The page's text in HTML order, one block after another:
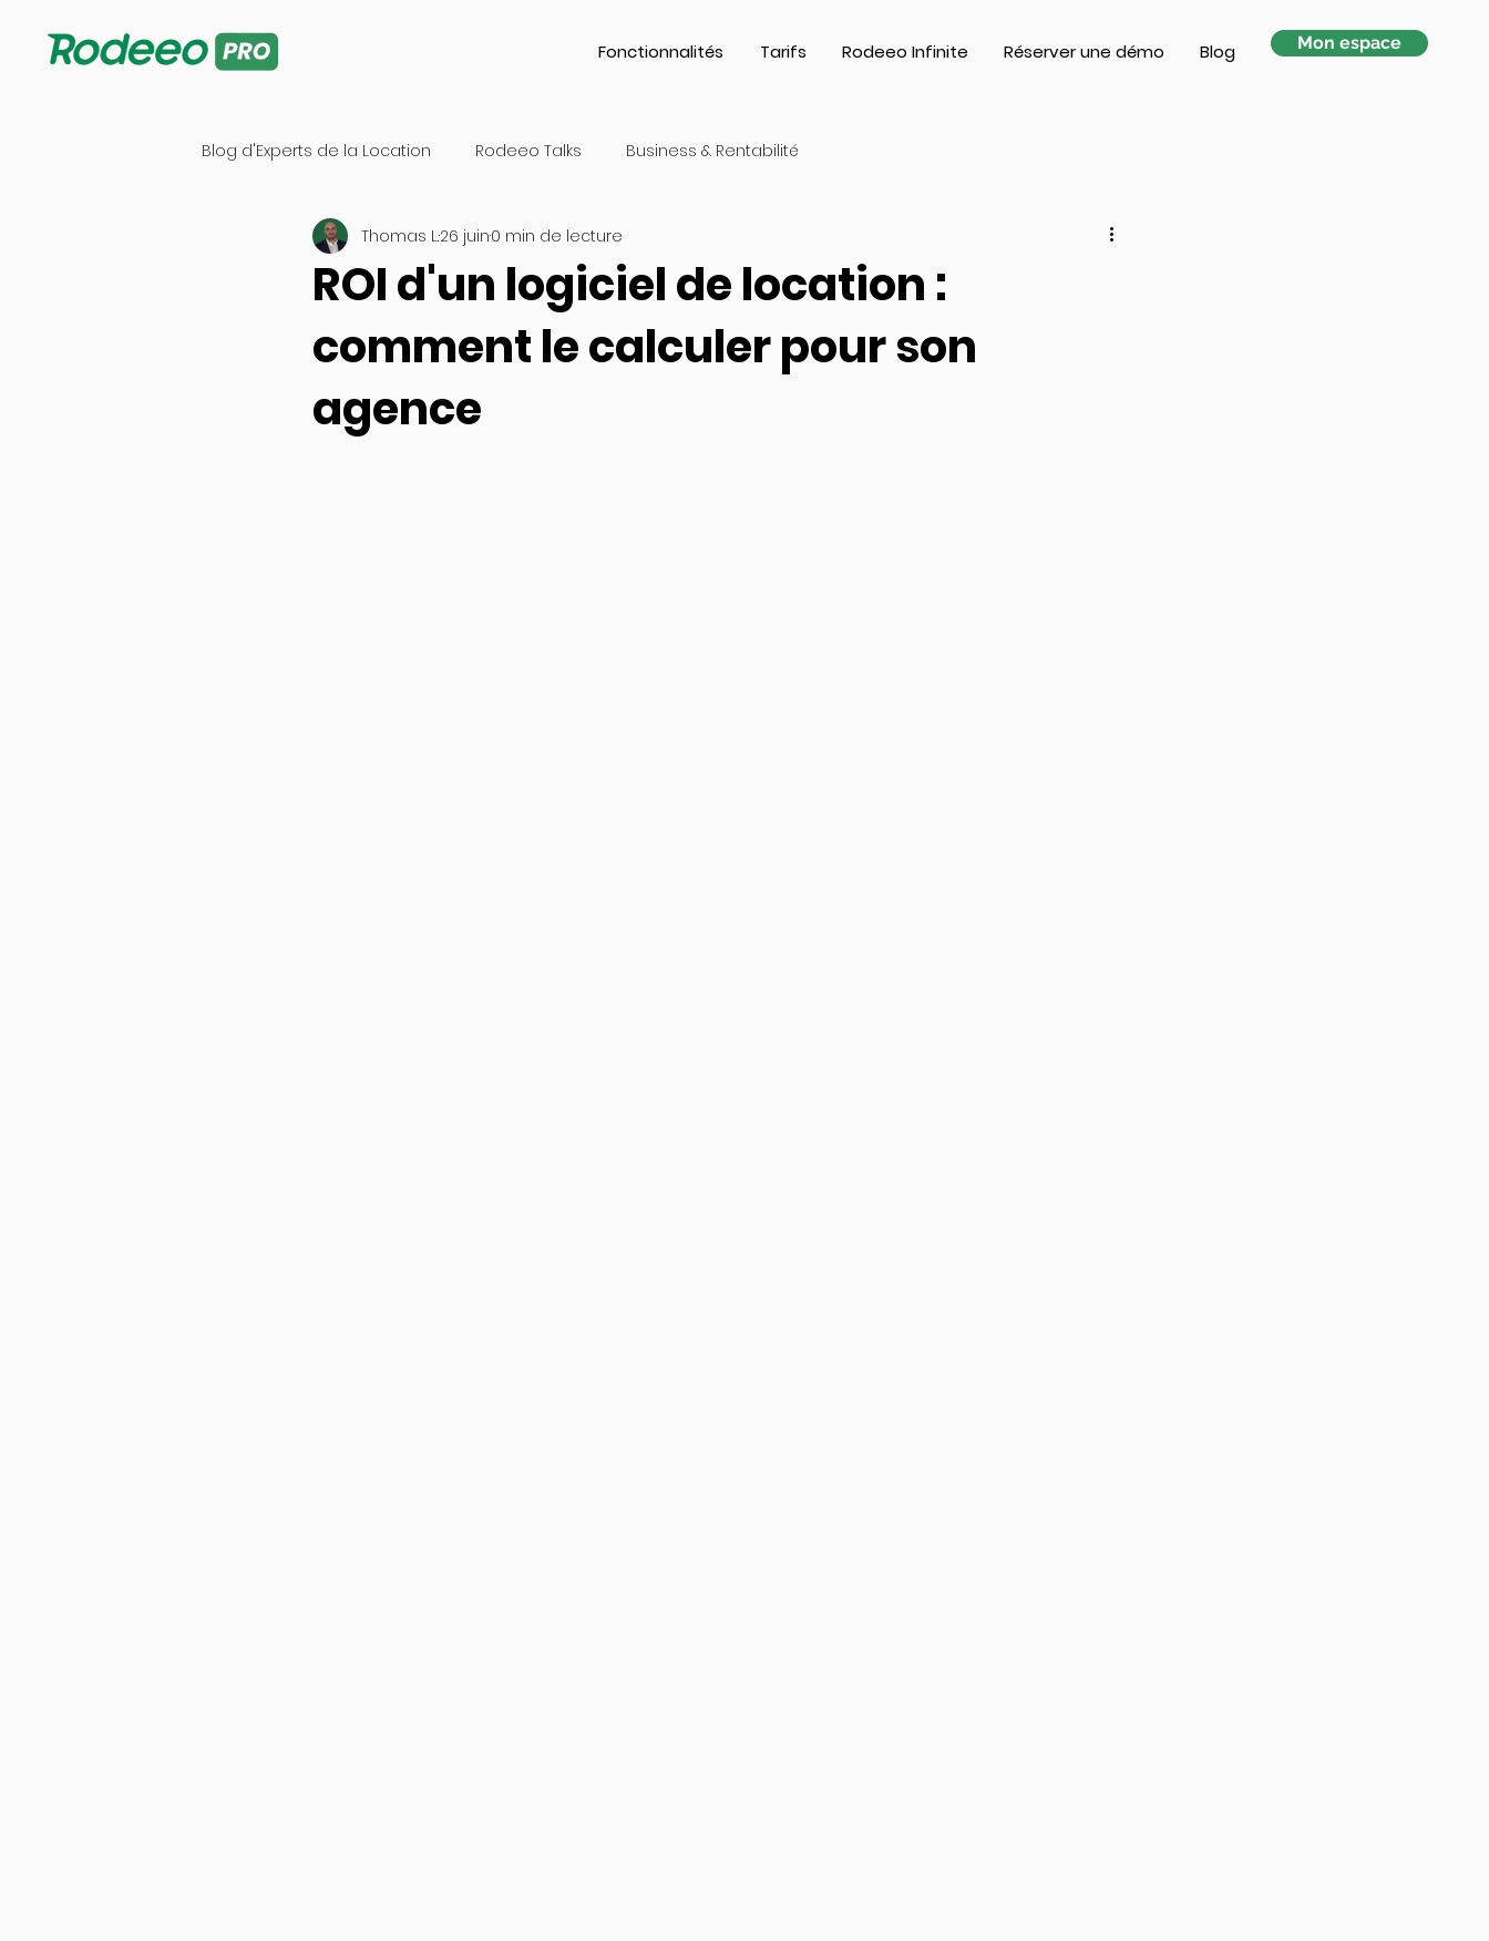
Fonctionnalités Tarifs Rodeeo Infinite Réserver une démo Blog Mon espace
Blog d'Experts de la Location Rodeeo Talks Business & Rentabilité
ROI d'un logiciel de location :
comment le calculer pour son
agence
Thomas L.26 juin0 min de lecture